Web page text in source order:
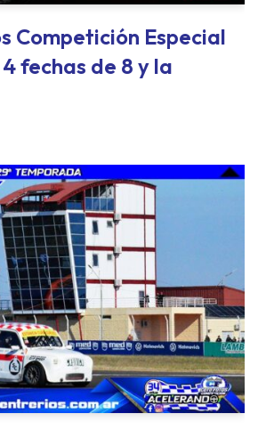
Competición Especial
fechas de 8 y la